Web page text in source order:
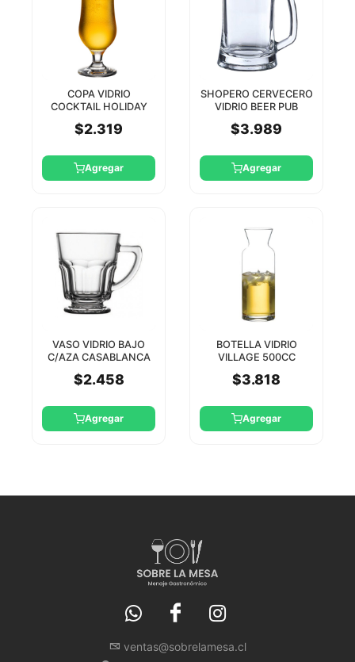
COPA VIDRIO
COCKTAIL HOLIDAY
$2.319
Agregar
SHOPERO CERVECERO
VIDRIO BEER PUB
$3.989
Agregar
VASO VIDRIO BAJO
C/AZA CASABLANCA
$2.458
Agregar
BOTELLA VIDRIO
VILLAGE 500CC
$3.818
Agregar
ventas@sobrelamesa.cl